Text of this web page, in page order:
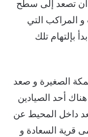
أن تصعد إلى سطح
المراكب التي
بإلتهام تلك
الصغيرة و صعد
أحد الصيادين
داخل المحيط عن
قرية السعادة و